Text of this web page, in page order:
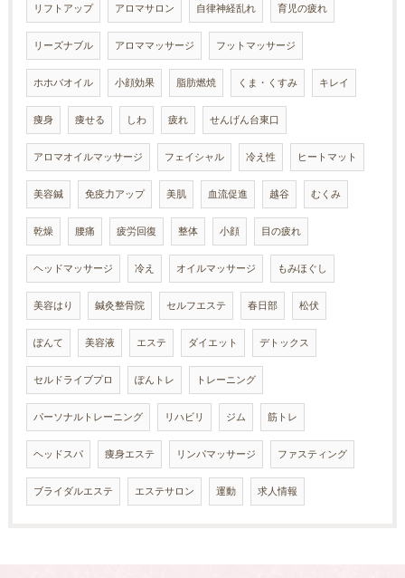
リフトアップ アロマサロン 自律神経乱れ 育児の疲れ
リーズナブル アロママッサージ フットマッサージ
ホホバオイル 小顔効果 脂肪燃焼 くま・くすみ キレイ
痩身 痩せる しわ 疲れ せんげん台東口
アロマオイルマッサージ フェイシャル 冷え性 ヒートマット
美容鍼 免疫力アップ 美肌 血流促進 越谷 むくみ
乾燥 腰痛 疲労回復 整体 小顔 目の疲れ
ヘッドマッサージ 冷え オイルマッサージ もみほぐし
美容はり 鍼灸整骨院 セルフエステ 春日部 松伏
ぽんて 美容液 エステ ダイエット デトックス
セルドライブプロ ぽんトレ トレーニング
パーソナルトレーニング リハビリ ジム 筋トレ
ヘッドスパ 痩身エステ リンパマッサージ ファスティング
ブライダルエステ エステサロン 運動 求人情報